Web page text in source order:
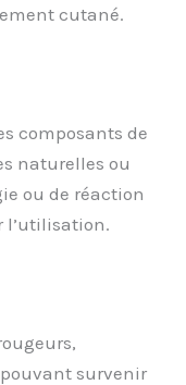
cutané.
composants de
naturelles ou
ou de réaction
l’utilisation.
survenir